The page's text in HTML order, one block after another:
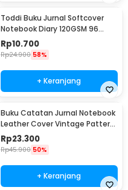
Toddi Buku Jurnal Softcover
Notebook Diary 120GSM 96
Halaman Blank - BQ-14
Rp10.700
Rp24.900 58%
+ Keranjang
Buku Catatan Jurnal Notebook
Leather Cover Vintage Pattern
- CW-64
Rp23.300
Rp45.900 50%
+ Keranjang